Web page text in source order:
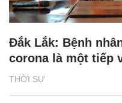
THỜI SỰ
Đắk Lắk: Bệnh
corona là một tiếp